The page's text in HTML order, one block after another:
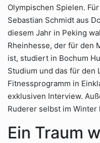
Olympischen Spielen.
Sebastian Schmidt aus
diesem Jahr in Peking
Rheinhesse, der für den
ist, studiert in Bochum
Studium und das für
Fitnessprogramm in
exklusiven Interview.
Ruderer selbst im
Ein Traum